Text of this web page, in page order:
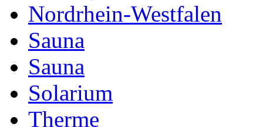
Nordrhein-Westfalen
Sauna
Sauna
Solarium
Therme